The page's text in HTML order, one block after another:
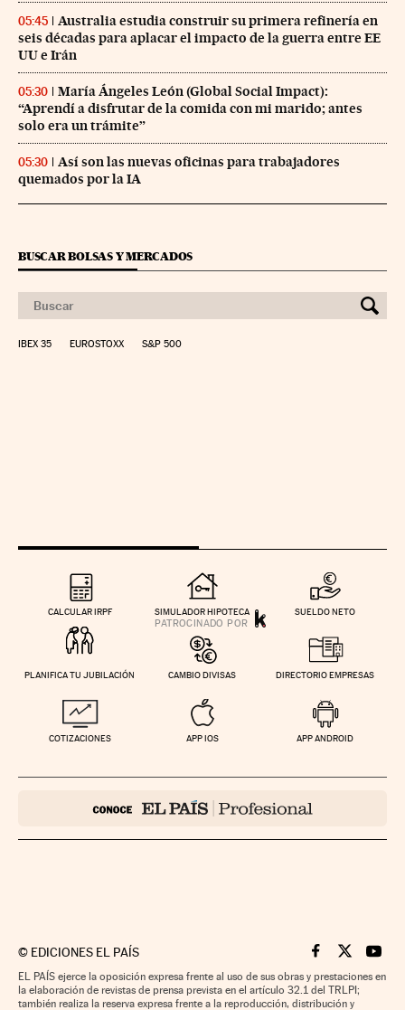
05:45
Australia estudia construir su primera refinería en
seis décadas para aplacar el impacto de la guerra entre EE
UU e Irán
05:30
María Ángeles León (Global Social Impact):
“Aprendí a disfrutar de la comida con mi marido; antes
solo era un trámite”
05:30
Así son las nuevas oficinas para trabajadores
quemados por la IA
BUSCAR BOLSAS Y MERCADOS
IBEX 35 EUROSTOXX S&P 500
CALCULAR IRPF SIMULADOR HIPOTECA SUELDO NETO
PLANIFICA TU JUBILACIÓN CAMBIO DIVISAS DIRECTORIO EMPRESAS
COTIZACIONES APP IOS APP ANDROID
© EDICIONES EL PAÍS Cinco Días en
Cinco Días
Cinco
EL PAÍS ejerce la oposición expresa frente al uso de sus obras y prestaciones en
la elaboración de revistas de prensa prevista en el artículo 32.1 del TRLPI;
también realiza la reserva expresa frente a la reproducción, distribución y